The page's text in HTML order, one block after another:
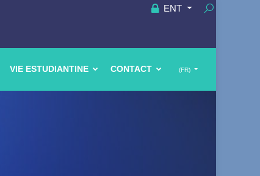
ENT
(FR)
VIE ESTUDIANTINE CONTACT